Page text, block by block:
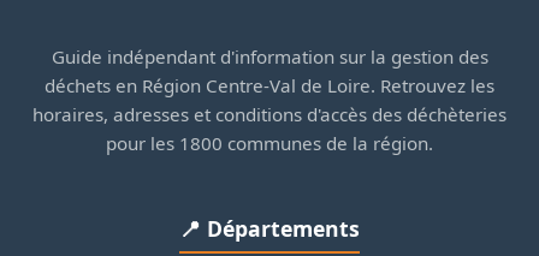
Guide indépendant d'information sur la gestion des
déchets en Région Centre-Val de Loire. Retrouvez les
horaires, adresses et conditions d'accès des déchèteries
pour les 1800 communes de la région.
📍 Départements